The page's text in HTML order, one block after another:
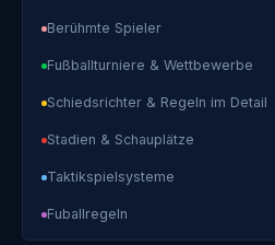
Berühmte Spieler
Fußballturniere & Wettbewerbe
Schiedsrichter & Regeln im Detail
Stadien & Schauplätze
Taktikspielsysteme
Fuballregeln